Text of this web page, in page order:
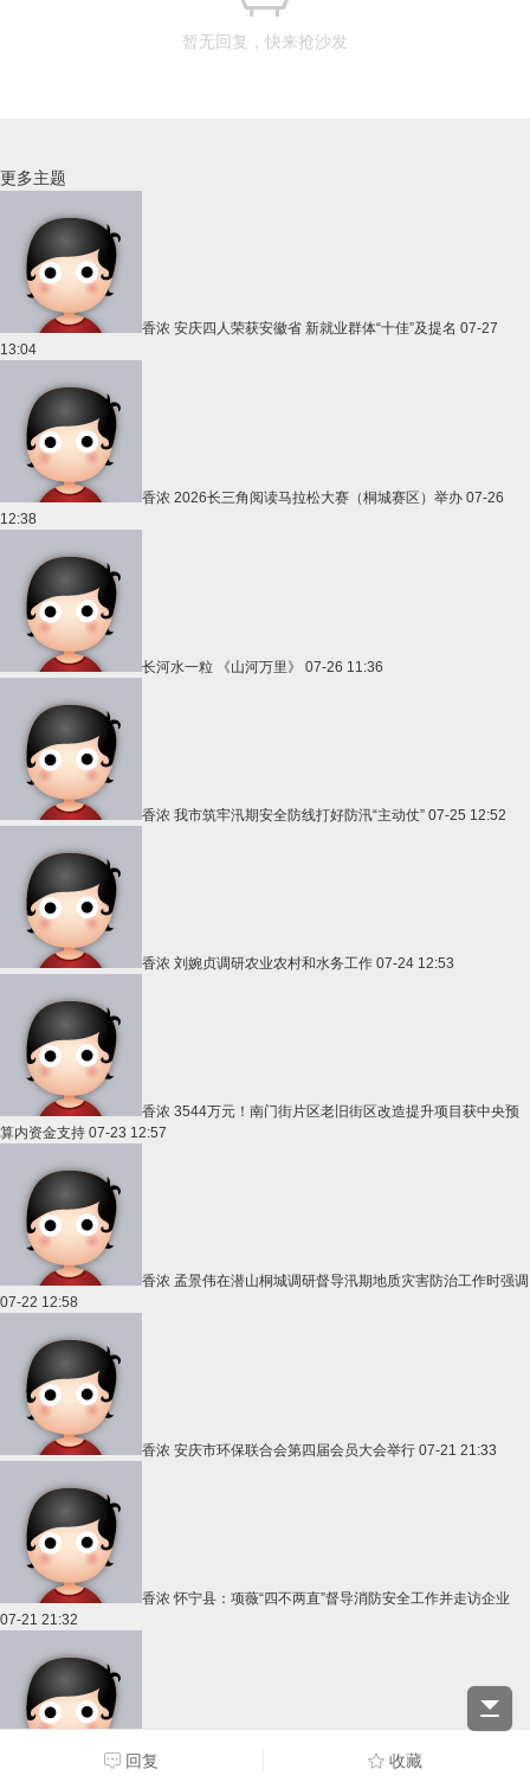
暂无回复，快来抢沙发
回复 收藏
更多主题
香浓 安庆四人荣获安徽省 新就业群体“十佳”及提名 07-27
13:04
香浓 2026长三角阅读马拉松大赛（桐城赛区）举办 07-26
12:38
长河水一粒 《山河万里》 07-26 11:36
香浓 我市筑牢汛期安全防线打好防汛“主动仗” 07-25 12:52
香浓 刘婉贞调研农业农村和水务工作 07-24 12:53
香浓 3544万元！南门街片区老旧街区改造提升项目获中央预
算内资金支持 07-23 12:57
香浓 孟景伟在潜山桐城调研督导汛期地质灾害防治工作时强调
07-22 12:58
香浓 安庆市环保联合会第四届会员大会举行 07-21 21:33
香浓怀宁县：项薇“四不两直”督导消防安全工作并走访企业
07-21 21:32
香浓
安庆市公共资源交易中心深入一线送服务 精准赋能促落